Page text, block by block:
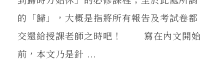
的「歸」，大概是指將所有報告及考試卷都
交還給授課老師之時吧！ 寫在內文開始
前，本文乃是針 ...